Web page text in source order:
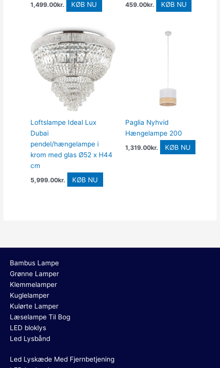
1,499.00kr. KØB NU 459.00kr. KØB NU
Loftslampe Ideal Lux
Dubai
pendel/hængelampe i
krom med glas Ø52 x H44
cm
5,999.00kr. KØB NU
Paglia Nyhvid
Hængelampe 200
1,319.00kr. KØB NU
Bambus Lampe
Grønne Lamper
Klemmelamper
Kuglelamper
Kulørte Lamper
Læselampe Til Bog
LED bloklys
Led Lysbånd
Led Lyskæde Med Fjernbetjening